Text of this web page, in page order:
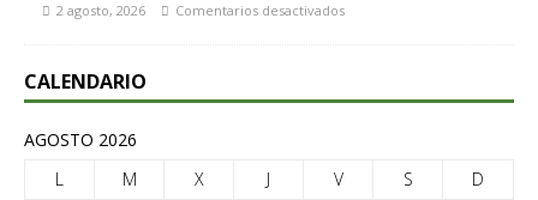
2 agosto, 2026 Comentarios desactivados
CALENDARIO
AGOSTO 2026
L
M X J V S
D